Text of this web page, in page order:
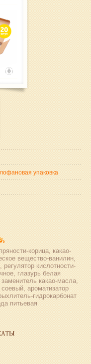
упаковка
корица, какао-
вещество-ванилин,
кислотности-
глазурь белая
какао-масла,
ароматизатор
гидрокарбонат
питьевая